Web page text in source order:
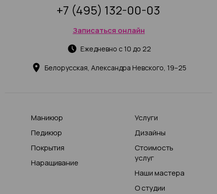
Белорусская, Александра Невского, 19–25
Ежедневно с 10 до 22
Записаться онлайн
+7 (495) 132-00-03
Маникюр
Педикюр
Покрытия
Наращивание
Услуги
Дизайны
Стоимость
услуг
Наши мастера
О студии